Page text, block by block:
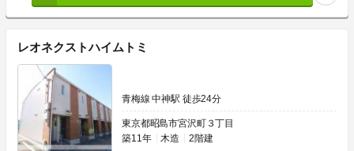
レオネクストハイムトミ
青梅線 中神駅 徒歩24分
東京都昭島市宮沢町３丁目
築11年
木造 2階建